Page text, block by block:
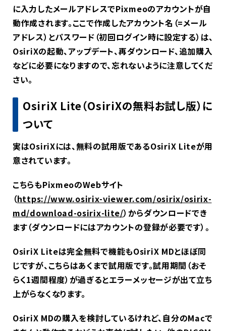
に入力したメールアドレスでPixmeoのアカウントが自
動作成されます。ここで作成したアカウント名（=メール
アドレス）とパスワード（初回ログイン時に設定する）は、
OsiriXの起動、アップデート、再ダウンロード、追加購入
などに必要になりますので、忘れないように注意してくだ
さい。
OsiriX Lite（OsiriXの無料お試し版）に
ついて
実はOsiriXには、無料の試用版であるOsiriX Liteが用
意されています。
こちらもPixmeoのWebサイト
（https://www.osirix-viewer.com/osirix/osirix-
md/download-osirix-lite/）からダウンロードでき
ます（ダウンロードにはアカウントの登録が必要です）。
OsiriX Liteは完全無料で機能もOsiriX MDとほぼ同
じですが、こちらはあくまで試用版です。試用期間（おそ
らく1週間程度）が過ぎるとエラーメッセージが出て立ち
上がらなくなります。
OsiriX MDの購入を検討しているけれど、自分のMacで